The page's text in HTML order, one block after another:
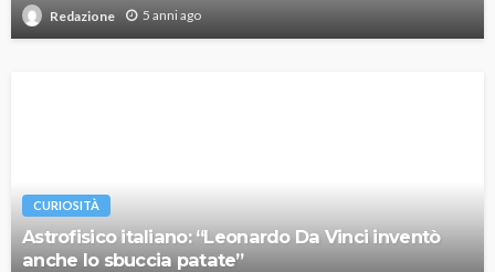
Redazione 5 anni ago
CURIOSITÀ
Astrofisico italiano: “Leonardo Da Vinci inventò
anche lo sbuccia patate”